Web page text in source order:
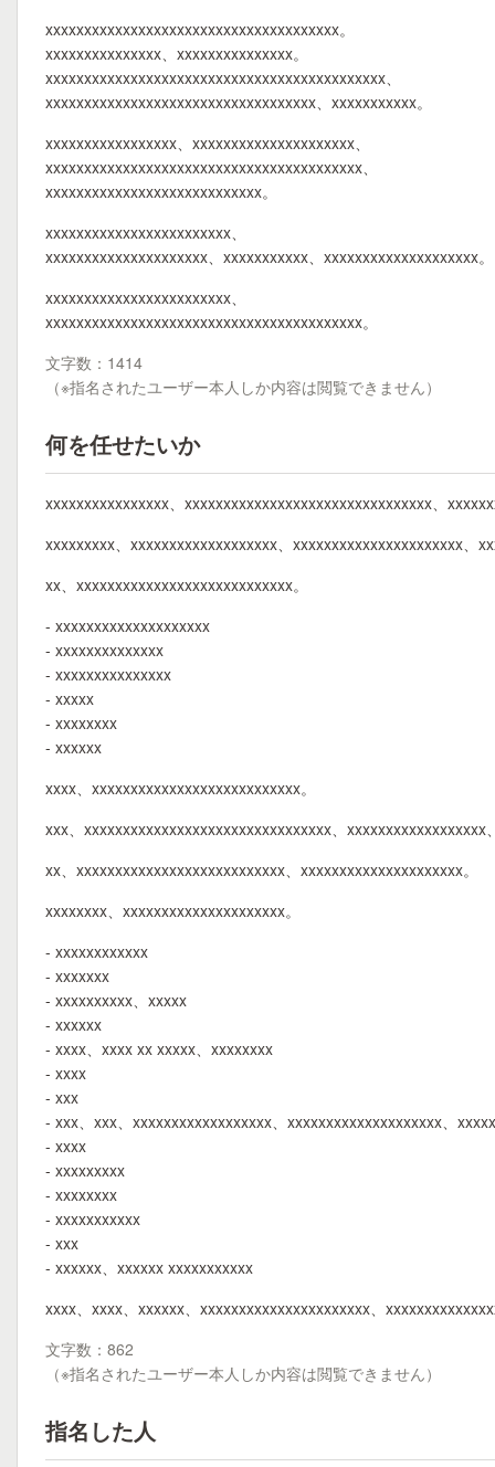
xxxxxxxxxxxxxxxxxxxxxxxxxxxxxxxxxxxxxx。
xxxxxxxxxxxxxxx、xxxxxxxxxxxxxxx。
xxxxxxxxxxxxxxxxxxxxxxxxxxxxxxxxxxxxxxxxxxxx、
xxxxxxxxxxxxxxxxxxxxxxxxxxxxxxxxxxx、xxxxxxxxxxx。
xxxxxxxxxxxxxxxxx、xxxxxxxxxxxxxxxxxxxxx、
xxxxxxxxxxxxxxxxxxxxxxxxxxxxxxxxxxxxxxxxx、
xxxxxxxxxxxxxxxxxxxxxxxxxxxx。
xxxxxxxxxxxxxxxxxxxxxxxx、
xxxxxxxxxxxxxxxxxxxxx、xxxxxxxxxxx、xxxxxxxxxxxxxxxxxxxx。
xxxxxxxxxxxxxxxxxxxxxxxx、
xxxxxxxxxxxxxxxxxxxxxxxxxxxxxxxxxxxxxxxxx。
文字数：1414
（※指名されたユーザー本人しか内容は閲覧できません）
何を任せたいか
xxxxxxxxxxxxxxxx、xxxxxxxxxxxxxxxxxxxxxxxxxxxxxxxx、
xxxxxxxxx、xxxxxxxxxxxxxxxxxxx、xxxxxxxxxxxxxxxxxxxxxx、
xx、xxxxxxxxxxxxxxxxxxxxxxxxxxxx。
- xxxxxxxxxxxxxxxxxxxx
- xxxxxxxxxxxxxx
- xxxxxxxxxxxxxxx
- xxxxx
- xxxxxxxx
- xxxxxx
xxxx、xxxxxxxxxxxxxxxxxxxxxxxxxxx。
xxx、xxxxxxxxxxxxxxxxxxxxxxxxxxxxxxxx、xxxxxxxxxxxxxxxxxx
xx、xxxxxxxxxxxxxxxxxxxxxxxxxxx、xxxxxxxxxxxxxxxxxxxxx。
xxxxxxxx、xxxxxxxxxxxxxxxxxxxxx。
- xxxxxxxxxxxx
- xxxxxxx
- xxxxxxxxxx、xxxxx
- xxxxxx
- xxxx、xxxx xx xxxxx、xxxxxxxx
- xxxx
- xxx
- xxx、xxx、xxxxxxxxxxxxxxxxxx、xxxxxxxxxxxxxxxxxxxx、
- xxxx
- xxxxxxxxx
- xxxxxxxx
- xxxxxxxxxxx
- xxx
- xxxxxx、xxxxxx xxxxxxxxxxx
xxxx、xxxx、xxxxxx、xxxxxxxxxxxxxxxxxxxxxx、
文字数：862
（※指名されたユーザー本人しか内容は閲覧できません）
指名した人